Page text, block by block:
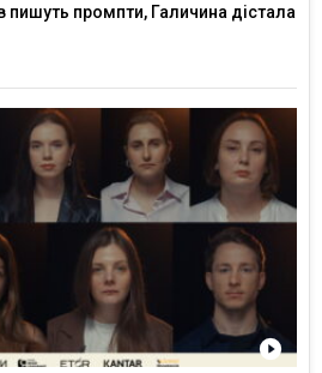
пишуть промпти, Галичина дістала